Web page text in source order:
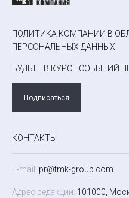
ПОЛИТИКА КОМПАНИИ В
ПЕРСОНАЛЬНЫХ ДАННЫХ
БУДЬТЕ В КУРСЕ СОБЫТИЙ
Подписаться
КОНТАКТЫ
E-mail: pr@tmk-group.com
Адрес редакции: 101000,